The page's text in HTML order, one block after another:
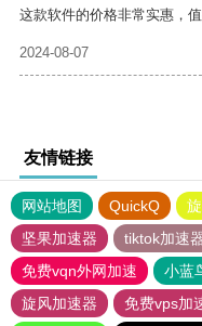
这款软件的价格非常实惠，值
2024-08-07
友情链接
网站地图 QuickQ
坚果加速器
tiktok加速
免费vqn外网加速
小蓝
旋风加速器
免费vps加